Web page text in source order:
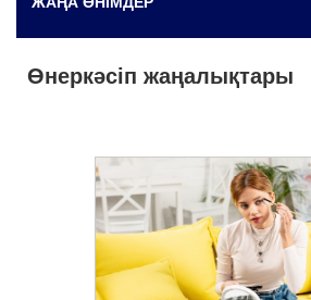
Өнеркәсіп жаңалықтары